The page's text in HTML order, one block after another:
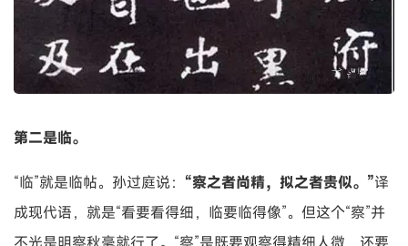
第二是临。
“临”就是临帖。孙过庭说： “察之者尚精，拟之者贵似。”译
成现代语，就是“看要看得细，临要临得像”。但这个“察”并